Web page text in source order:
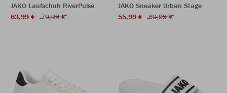
JAKO Laufschuh RiverPulse
63,99 €
79,99 €
JAKO Sneaker Urban Stage
55,99 €
69,99 €